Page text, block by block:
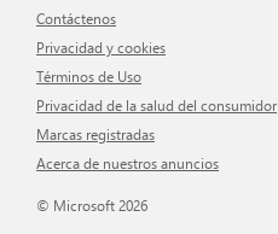
Contáctenos
Privacidad y cookies
Términos de Uso
Privacidad de la salud del consumidor
Marcas registradas
Acerca de nuestros anuncios
© Microsoft 2026